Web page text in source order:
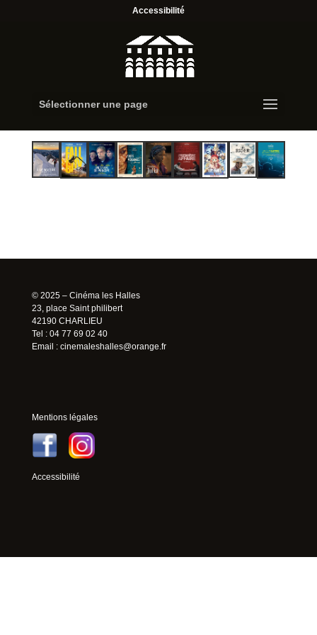
Accessibilité
Sélectionner une page
© 2025 – Cinéma les Halles
23, place Saint philibert
42190 CHARLIEU
Tel : 04 77 69 02 40
Email : cinemaleshalles@orange.fr
Mentions légales
Accessibilité